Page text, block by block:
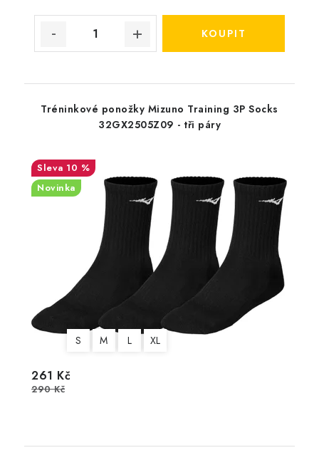
Tréninkové ponožky Mizuno Training 3P Socks
32GX2505Z09 - tři páry
10 %
Novinka
S M L XL
261 Kč
290 Kč